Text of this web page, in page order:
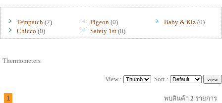
Tempatch (2) Pigeon (0) Baby & Kiz (0)
Chicco (0) Safety 1st (0)
Thermometers
View : Sort :
1 พบสินค้า 2 รายการ